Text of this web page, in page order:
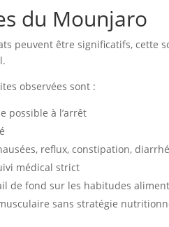
du Mounjaro
peuvent être significatifs, cette
observées sont :
possible à l’arrêt
reflux, constipation,
médical strict
de fond sur les habitudes
sans stratégie